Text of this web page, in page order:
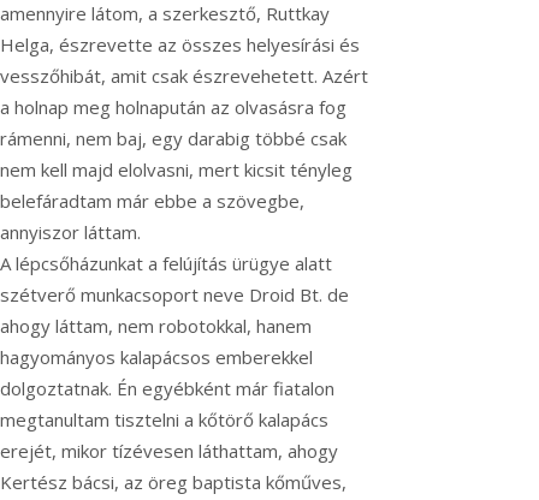
amennyire látom, a szerkesztő, Ruttkay
Helga, észrevette az összes helyesírási és
vesszőhibát, amit csak észrevehetett. Azért
a holnap meg holnapután az olvasásra fog
rámenni, nem baj, egy darabig többé csak
nem kell majd elolvasni, mert kicsit tényleg
belefáradtam már ebbe a szövegbe,
annyiszor láttam.
A lépcsőházunkat a felújítás ürügye alatt
szétverő munkacsoport neve Droid Bt. de
ahogy láttam, nem robotokkal, hanem
hagyományos kalapácsos emberekkel
dolgoztatnak. Én egyébként már fiatalon
megtanultam tisztelni a kőtörő kalapács
erejét, mikor tízévesen láthattam, ahogy
Kertész bácsi, az öreg baptista kőműves,